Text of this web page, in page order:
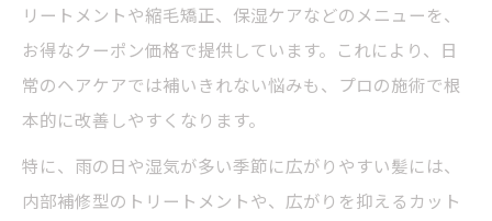
リートメントや縮毛矯正、保湿ケアなどのメニューを、
お得なクーポン価格で提供しています。これにより、日
常のヘアケアでは補いきれない悩みも、プロの施術で根
本的に改善しやすくなります。
特に、雨の日や湿気が多い季節に広がりやすい髪には、
内部補修型のトリートメントや、広がりを抑えるカット